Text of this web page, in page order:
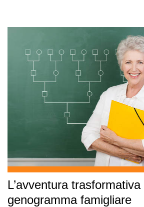
L’avventura trasformativa
genogramma famigliare